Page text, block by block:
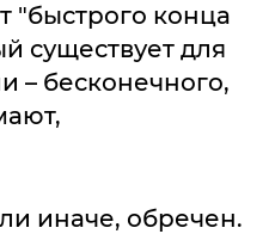
"быстрого конца
существует для
– бесконечного,
иначе, обречен.